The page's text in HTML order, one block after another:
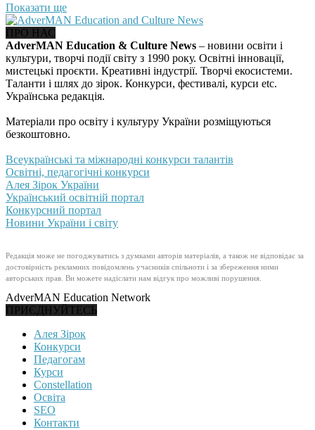
Показати ще
ПРО НАС
AdverMAN Education & Culture News – новини освіти і
культури, творчі події світу з 1990 року. Освітні інновації,
мистецькі проєкти. Креативні індустрії. Творчі екосистеми.
Таланти і шлях до зірок. Конкурси, фестивалі, курси etc.
Українська редакція.
Матеріали про освіту і культуру України розміщуються
безкоштовно.
Всеукраїнські та міжнародні конкурси талантів
Освітні, педагогічні конкурси
Алея Зірок України
Український освітній портал
Конкурсний портал
Новини України і світу
Редакція може не погоджуватись з думками авторів матеріалів, а також не відповідає за
достовірність рекламних повідомлень учасників спільноти і за збереження ними
авторських прав. Ви можете надіслати нам відгук про можливі порушення.
AdverMAN Education Network
ПРИЄДНУЙТЕСЬ
Алея Зірок
Конкурси
Педагогам
Курси
Constellation
Освіта
SEO
Контакти